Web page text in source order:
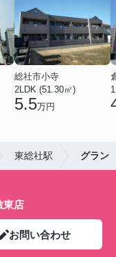
総社市小寺
2LDK (51.30㎡)
5.5万円
東総社駅 グラン
東店
お問い合わせ